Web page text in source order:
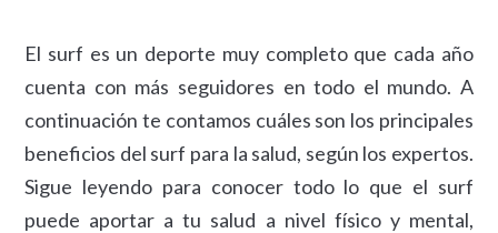
El surf es un deporte muy completo que cada año
cuenta con más seguidores en todo el mundo. A
continuación te contamos cuáles son los principales
beneficios del surf para la salud, según los expertos.
Sigue leyendo para conocer todo lo que el surf
puede aportar a tu salud a nivel físico y mental,